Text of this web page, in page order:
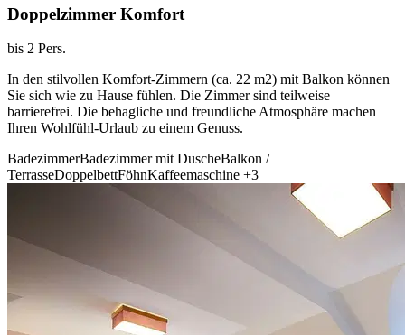
Doppelzimmer Komfort
bis 2 Pers.
In den stilvollen Komfort-Zimmern (ca. 22 m2) mit Balkon können
Sie sich wie zu Hause fühlen. Die Zimmer sind teilweise
barrierefrei. Die behagliche und freundliche Atmosphäre machen
Ihren Wohlfühl-Urlaub zu einem Genuss.
BadezimmerBadezimmer mit DuscheBalkon /
TerrasseDoppelbettFöhnKaffeemaschine +3